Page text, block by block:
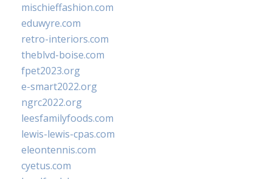
mischieffashion.com
eduwyre.com
retro-interiors.com
theblvd-boise.com
fpet2023.org
e-smart2022.org
ngrc2022.org
leesfamilyfoods.com
lewis-lewis-cpas.com
eleontennis.com
cyetus.com